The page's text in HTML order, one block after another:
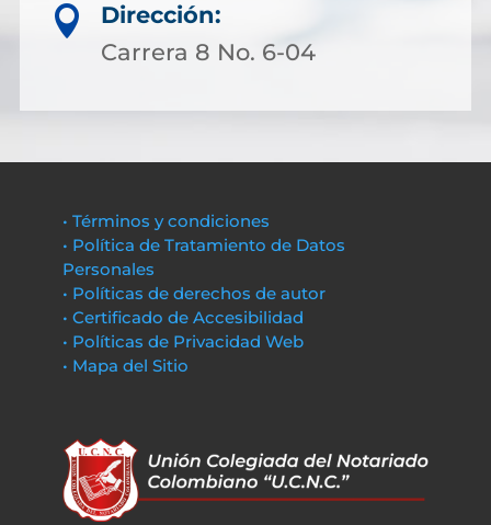

Dirección:
Carrera 8 No. 6-04
• Términos y condiciones
• Política de Tratamiento de Datos
Personales
• Políticas de derechos de autor
• Certificado de Accesibilidad
• Políticas de Privacidad Web
• Mapa del Sitio